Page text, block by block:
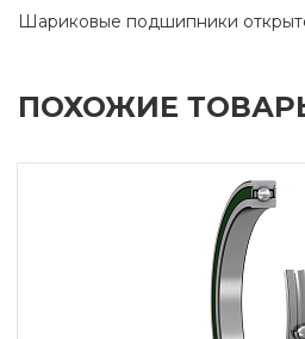
Шариковые подшипники
ПОХОЖИЕ